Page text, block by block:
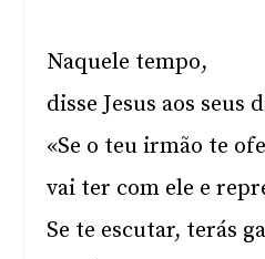
Naquele tempo,
disse Jesus aos seus
«Se o teu irmão te
vai ter com ele e
Se te escutar, terás